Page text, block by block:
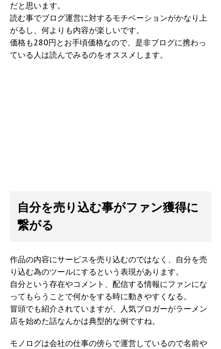
だと思います。
読む事でブログ運営に対するモチベーションがかなり上
がるし、何よりも内容が楽しいです。
価格も280円とお手頃価格なので、是非ブログに携わっ
ている人は読んでみるのをオススメします。
自分を売り込む事がファン獲得に
繋がる
作品の内容にサービスを売り込むのではなく、自分を売
り込む為のツールにするという表現があります。
自分という存在やコメント、配信する情報にファンにな
ってもらうことで何かをする時に動きやすくなる。
冒頭でも紹介されていますが、人気ブロガーがラーメン
店を始めた話なんかは典型的な例ですね。
モノログは会社の仕事の傍らで運営しているので名前や